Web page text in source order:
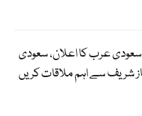
سعودی عرب کا اعلان، سعودی
شریف سے اہم ملاقات کریں